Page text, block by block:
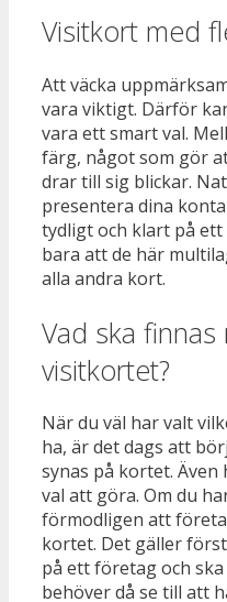
Visitkort med
Att väcka
vara viktigt. Därför
vara ett smart val.
färg, något som gör
drar till sig blickar.
presentera dina
tydligt och klart på
bara att de här
alla andra kort.
Vad ska finnas
visitkortet?
När du väl har valt
ha, är det dags att
synas på kortet.
val att göra. Om du
förmodligen att
kortet. Det gäller
på ett företag och
behöver då se till att